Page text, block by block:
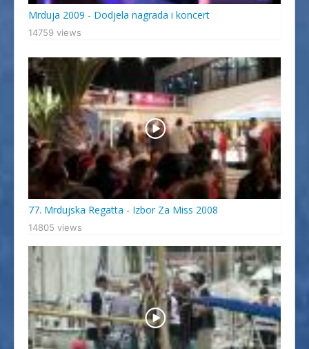
Mrduja 2009 - Dodjela nagrada i koncert
14759 views
77. Mrdujska Regatta - Izbor Za Miss 2008
14805 views